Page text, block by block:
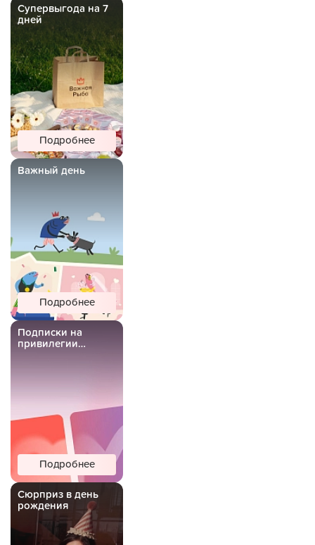
Супервыгода на 7
дней
Подробнее
Важный день
Подробнее
Подписки на
привилегии
Подробнее
Сюрприз в день
рождения